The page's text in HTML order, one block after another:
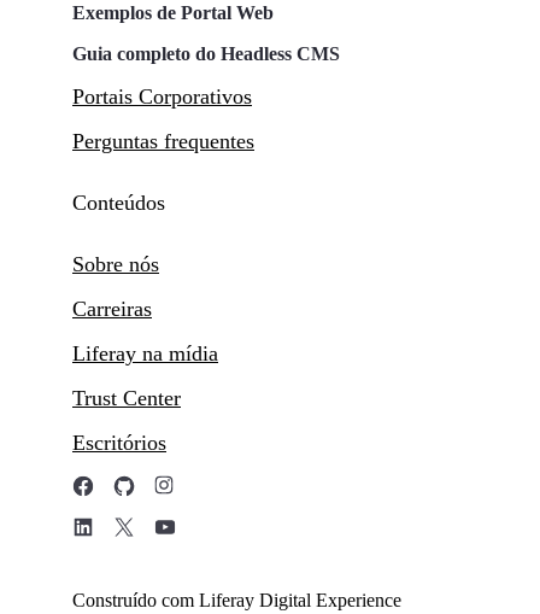
Exemplos de Portal Web
Guia completo do Headless CMS
Portais Corporativos
Perguntas frequentes
Conteúdos
Sobre nós
Carreiras
Liferay na mídia
Trust Center
Escritórios
Construído com Liferay Digital Experience